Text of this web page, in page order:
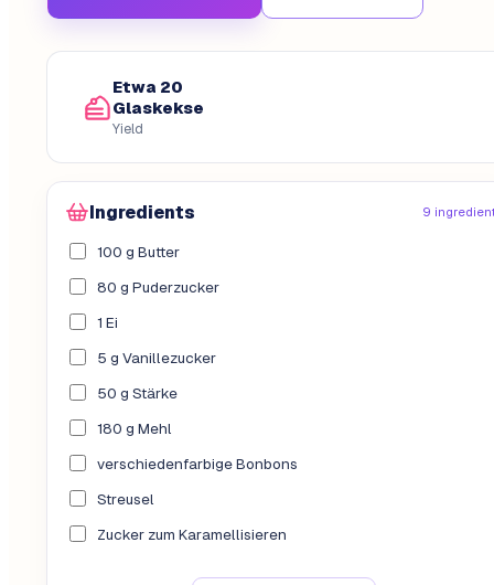
Etwa 20
Glaskekse
Yield
Ingredients 9
100 g Butter
80 g Puderzucker
1 Ei
5 g Vanillezucker
50 g Stärke
180 g Mehl
verschiedenfarbige Bonbons
Streusel
Zucker zum Karamellisieren